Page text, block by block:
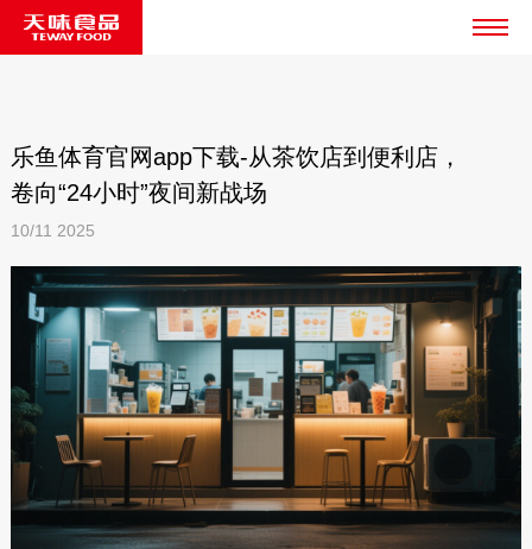
乐鱼体育官网app下载-从茶饮店到便利店，
卷向“24小时”夜间新战场
10/11 2025